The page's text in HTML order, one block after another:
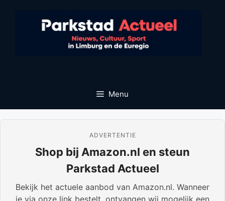
Menu
ADVERTENTIE
Shop bij Amazon.nl en steun
Parkstad Actueel
Bekijk het actuele aanbod van Amazon.nl. Wanneer
je via onze link bestelt, ontvangen wij mogelijk een